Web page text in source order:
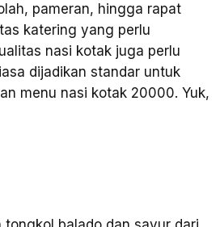
pameran, hingga rapat
katering yang perlu
nasi kotak juga perlu
dijadikan standar untuk
menu nasi kotak 20000. Yuk,